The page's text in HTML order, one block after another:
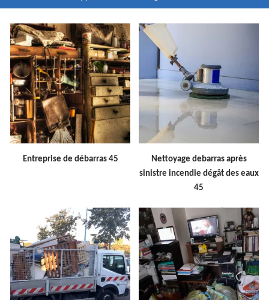
Entreprise de débarras 45
Nettoyage debarras après
sinistre incendie dégât des eaux
45